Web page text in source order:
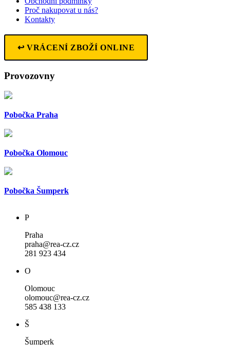
Proč nakupovat u nás?
Kontakty
↩ VRÁCENÍ ZBOŽÍ ONLINE
Provozovny
Pobočka Praha
Pobočka Olomouc
Pobočka Šumperk
P
Praha
praha@rea-cz.cz
281 923 434
O
Olomouc
olomouc@rea-cz.cz
585 438 133
Š
Šumperk